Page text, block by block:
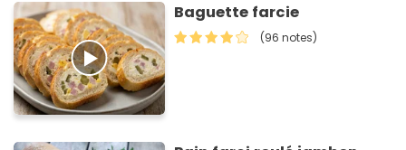
Baguette farcie
(96 notes)